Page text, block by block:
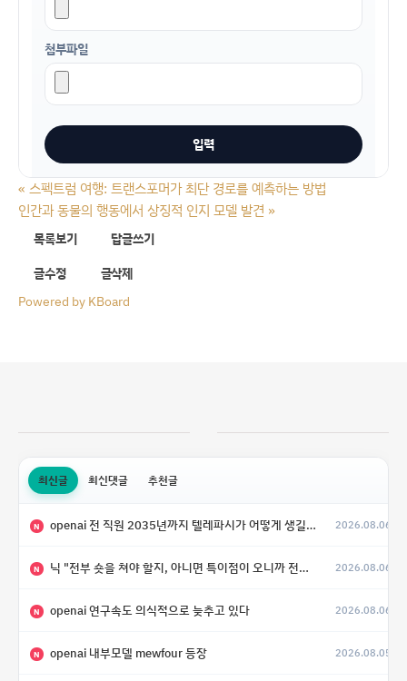
첨부파일
« 스펙트럼 여행: 트랜스포머가 최단 경로를 예측하는 방법
인간과 동물의 행동에서 상징적 인지 모델 발견 »
목록보기
답글쓰기
글수정
글삭제
Powered by KBoard
최신글 최신댓글 추천글
N openai 전 직원 2035년까지 텔레파시가 어떻게 생길 수 있는지 2026.08.06
N 닉 "전부 숏을 쳐야 할지, 아니면 특이점이 오니까 전부 롱을 쳐야 할지 모르겠다.” 2026.08.06
N openai 연구속도 의식적으로 늦추고 있다 2026.08.06
N openai 내부모델 mewfour 등장 2026.08.05